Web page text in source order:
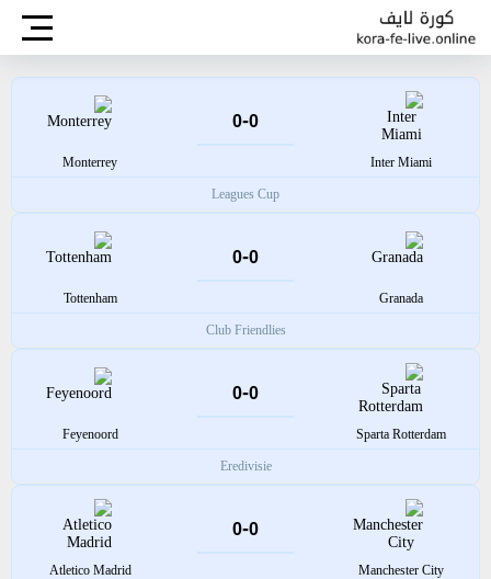
Inter Miami
0
-
0
Monterrey
Leagues Cup
Granada
0
-
0
Tottenham
Club Friendlies
Sparta Rotterdam
0
-
0
Feyenoord
Eredivisie
Manchester City
0
-
0
Atletico Madrid